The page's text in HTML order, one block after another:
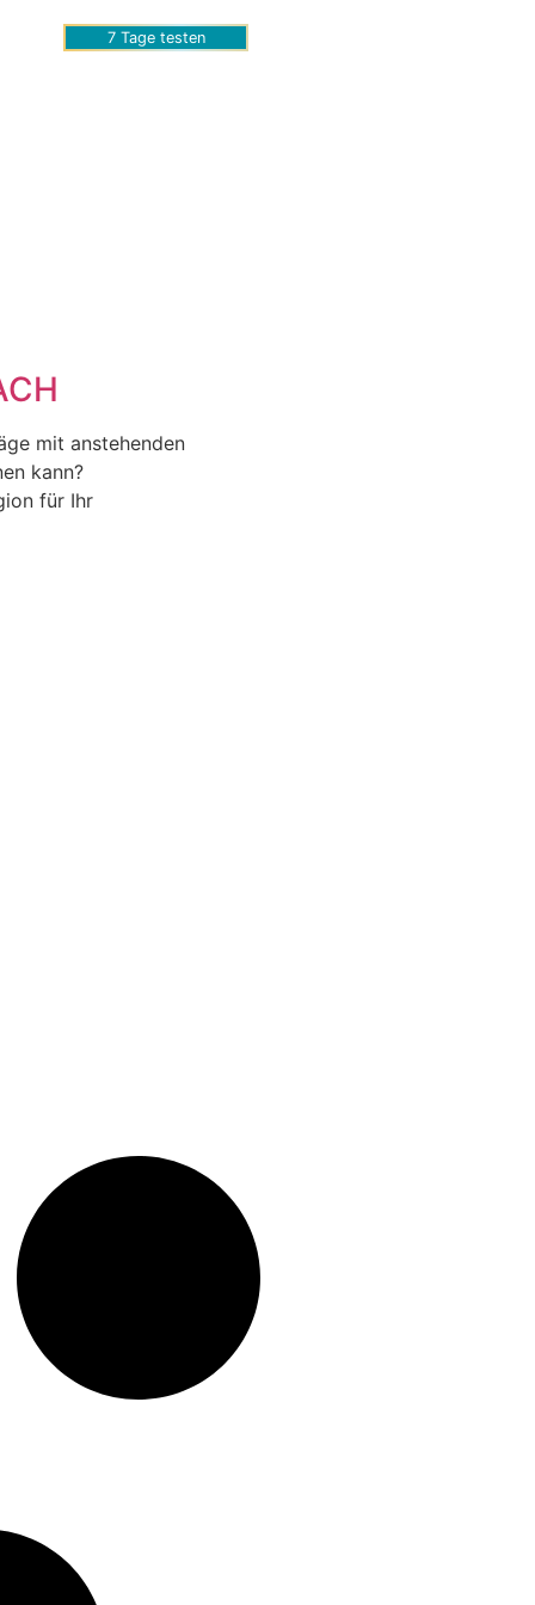
7 Tage testen
mit anstehenden
kann?
für Ihr